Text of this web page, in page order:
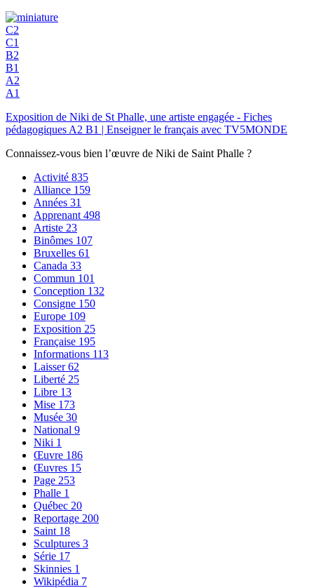
C2
C1
B2
B1
A2
A1
Exposition de Niki de St Phalle, une artiste engagée - Fiches
pédagogiques A2 B1 | Enseigner le français avec TV5MONDE
Connaissez-vous bien l’œuvre de Niki de Saint Phalle ?
Activité 835
Alliance 159
Années 31
Apprenant 498
Artiste 23
Binômes 107
Bruxelles 61
Canada 33
Commun 101
Conception 132
Consigne 150
Europe 109
Exposition 25
Française 195
Informations 113
Laisser62
Liberté 25
Libre 13
Mise 173
Musée 30
National 9
Niki 1
Œuvre 186
Œuvres 15
Page 253
Phalle 1
Québec 20
Reportage 200
Saint 18
Sculptures 3
Série 17
Skinnies 1
Wikipédia 7